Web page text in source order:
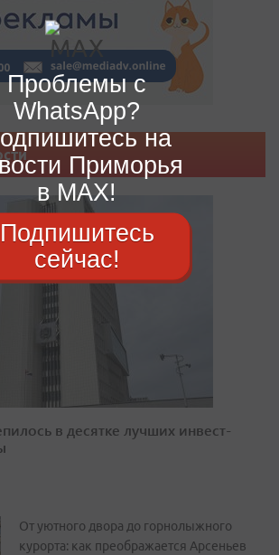
в десятке лучших инвест-
От уютного двора до горнолыжного
курорта: как преображается Арсеньев
Проблемы с
WhatsApp?
на
Приморья
в MAX!
Подпишитесь
сейчас!